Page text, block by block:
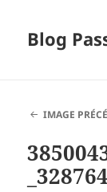
Blog
IMAGE